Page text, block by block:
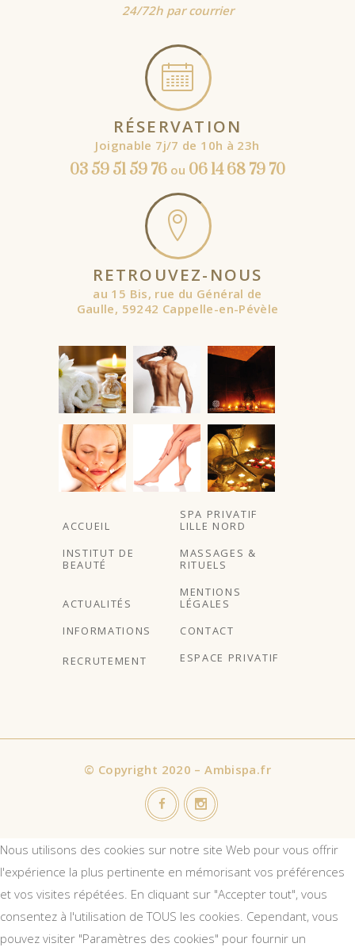
24/72h par courrier
RÉSERVATION
Joignable 7j/7 de 10h à 23h
03 59 51 59 76 ou 06 14 68 79 70
RETROUVEZ-NOUS
au 15 Bis, rue du Général de
Gaulle, 59242 Cappelle-en-Pévèle
À partir de
ACCUEIL
SPA PRIVATIF
LILLE NORD
INSTITUT DE
BEAUTÉ
MASSAGES &
RITUELS
ACTUALITÉS
MENTIONS
LÉGALES
INFORMATIONS
CONTACT
RECRUTEMENT ESPACE PRIVATIF
© Copyright 2020 – Ambispa.fr
Nous utilisons des cookies sur notre site Web pour vous offrir
l'expérience la plus pertinente en mémorisant vos préférences
et vos visites répétées. En cliquant sur "Accepter tout", vous
consentez à l'utilisation de TOUS les cookies. Cependant, vous
pouvez visiter "Paramètres des cookies" pour fournir un